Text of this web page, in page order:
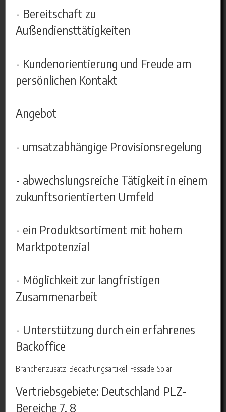
- Bereitschaft zu
Außendiensttätigkeiten
- Kundenorientierung und Freude am
persönlichen Kontakt
Angebot
- umsatzabhängige Provisionsregelung
- abwechslungsreiche Tätigkeit in einem
zukunftsorientierten Umfeld
- ein Produktsortiment mit hohem
Marktpotenzial
- Möglichkeit zur langfristigen
Zusammenarbeit
- Unterstützung durch ein erfahrenes
Backoffice
Branchenzusatz: Bedachungsartikel, Fassade, Solar
Vertriebsgebiete: Deutschland PLZ-
Bereiche 7, 8